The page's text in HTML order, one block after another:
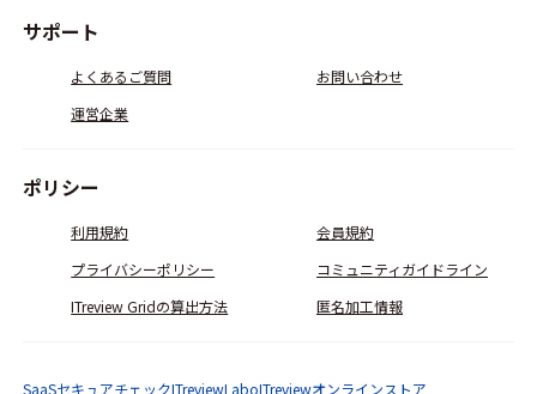
サポート
よくあるご質問
お問い合わせ
運営企業
ポリシー
利用規約
会員規約
プライバシーポリシー
コミュニティガイドライン
ITreview Gridの算出方法
匿名加工情報
SaaSセキュアチェックITreviewLaboITreviewオンラインストア